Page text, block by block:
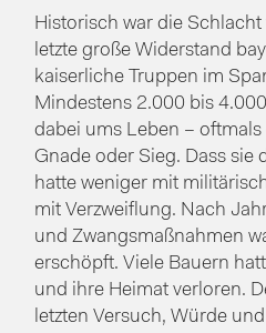
Historisch war die
letzte große Widerstand
kaiserliche Truppen im
Mindestens 2.000 bis
dabei ums Leben –
Gnade oder Sieg. Dass sie
hatte weniger mit
mit Verzweiflung. Nach
und Zwangsmaßnahmen
erschöpft. Viele Bauern
und ihre Heimat verloren.
letzten Versuch, Würde